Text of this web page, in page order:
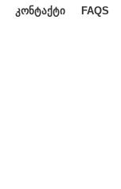
ᲙᲝᲜᲢᲐᲥᲢᲘ FAQS